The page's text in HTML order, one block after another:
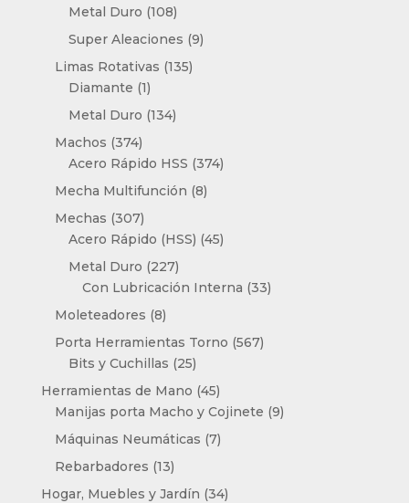
productos
Metal Duro 108108
productos
Super Aleaciones 99
Limas Rotativas 135135
Diamante 11
producto
Metal Duro 134134
Machos 374374
productos
Acero Rápido HSS 374374
Mecha Multifunción 88
Mechas 307307
productos
Acero Rápido (HSS) 4545
Metal Duro 227227
productos
Con Lubricación Interna 3333
Moleteadores 88
productos
Porta Herramientas Torno 567567
Bits y Cuchillas 2525
productos
Herramientas de Mano 4545
productos
Manijas porta Macho y Cojinete 99
Máquinas Neumáticas 77
Rebarbadores 1313
productos
Hogar, Muebles y Jardín 3434